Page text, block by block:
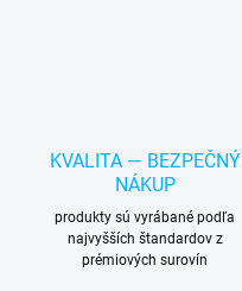
KVALITA — BEZPEČNÝ
NÁKUP
produkty sú vyrábané podľa
najvyšších štandardov z
prémiových surovín